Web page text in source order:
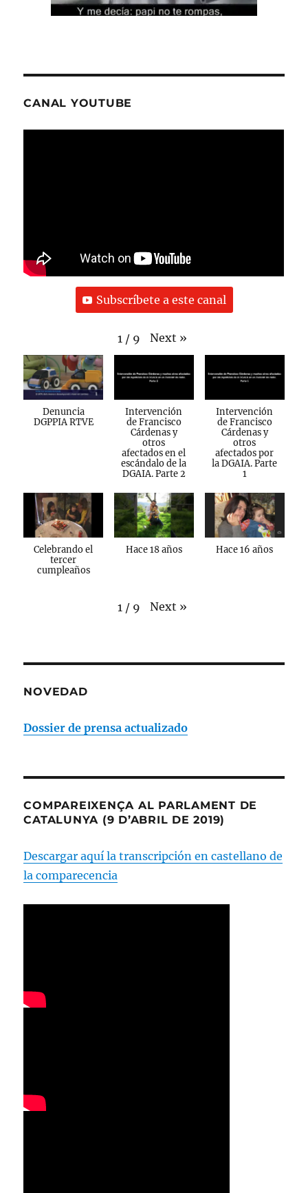
CANAL YOUTUBE
Subscríbete a este canal
1 / 9 Next »
Denuncia
DGPPIA RTVE
Intervención
de Francisco
Cárdenas y
otros
afectados en el
escándalo de la
DGAIA. Parte 2
Intervención
de Francisco
Cárdenas y
otros
afectados por
la DGAIA. Parte
1
Celebrando el
tercer
cumpleaños
Hace 18 años Hace 16 años
1 / 9 Next »
NOVEDAD
Dossier de prensa actualizado
COMPAREIXENÇA AL PARLAMENT DE
CATALUNYA (9 D’ABRIL DE 2019)
Descargar aquí la transcripción en castellano de
la comparecencia